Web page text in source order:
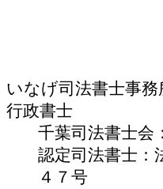
いなげ司法書士事
行政書士
千葉司法書士会
認定司法書士：
４７号